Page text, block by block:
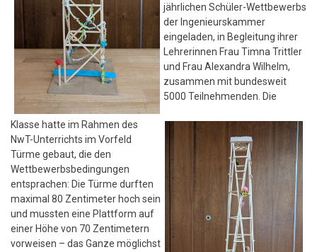
jährlichen Schüler-Wettbewerbs
der Ingenieurskammer
eingeladen, in Begleitung ihrer
Lehrerinnen Frau Timna Trittler
und Frau Alexandra Wilhelm,
zusammen mit bundesweit
5000 Teilnehmenden. Die
Klasse hatte im Rahmen des
NwT-Unterrichts im Vorfeld
Türme gebaut, die den
Wettbewerbsbedingungen
entsprachen: Die Türme durften
maximal 80 Zentimeter hoch sein
und mussten eine Plattform auf
einer Höhe von 70 Zentimetern
vorweisen – das Ganze möglichst